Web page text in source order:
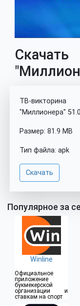
ТВ-викторина
"Миллионера"
Размер: 81.9 MB
Тип файла: apk
Скачать
Популярное за
Winline
Официальное
приложение
букмекерской
организации и
ставкам на спорт